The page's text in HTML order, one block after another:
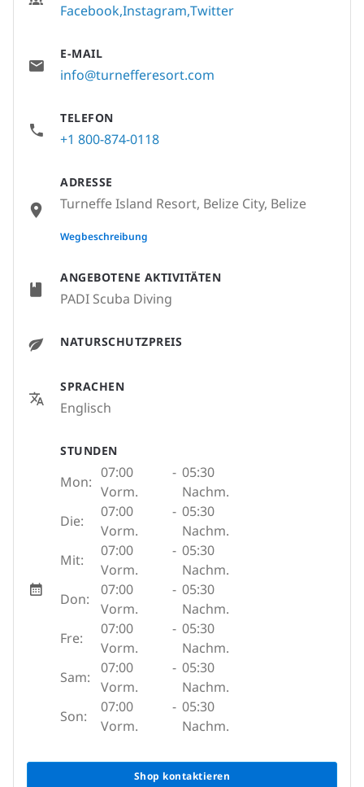
ANGEBOTENE AKTIVITÄTEN
PADI Scuba Diving
NATURSCHUTZPREIS
SPRACHEN
Englisch
STUNDEN
Mon:
07:00
Vorm.
- 05:30
Nachm.
Die:
07:00
Vorm.
- 05:30
Nachm.
Mit:
07:00
Vorm.
- 05:30
Nachm.
Don:
07:00
Vorm.
- 05:30
Nachm.
Fre:
07:00
Vorm.
- 05:30
Nachm.
Sam:
07:00
Vorm.
- 05:30
Nachm.
Son:
07:00
Vorm.
- 05:30
Nachm.
Shop kontaktieren
FacebookInstagram Twitter
E-MAIL
info@turnefferesort.com
TELEFON
+1 800-874-0118
ADRESSE
Turneffe Island Resort, Belize City, Belize
None
Wegbeschreibung